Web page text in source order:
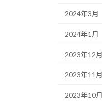
2024年3月
2024年1月
2023年12月
2023年11月
2023年10月